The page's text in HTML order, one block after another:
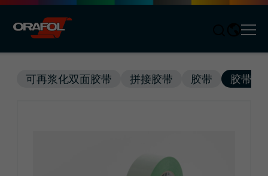
可再浆化双面胶带 拼接胶带 胶带 胶带系